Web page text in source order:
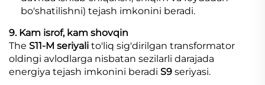
bo'shatilishni) tejash imkonini beradi.
9. Kam isrof, kam shovqin
The S11-M seriyali to'liq sig'dirilgan transformator
oldingi avlodlarga nisbatan sezilarli darajada
energiya tejash imkonini beradi S9 seriyasi.